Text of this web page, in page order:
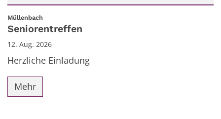
Datum: 12. August 2026
Müllenbach
Seniorentreffen
12. Aug. 2026
Herzliche Einladung
Mehr